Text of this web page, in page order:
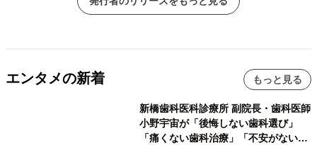
エンタメの新着 もっと見る
新橋歯科医科診療所 副院長・歯科医師
小野宇宙が「後悔しない歯科選び」
「痛くない歯科治療」「不安がない治